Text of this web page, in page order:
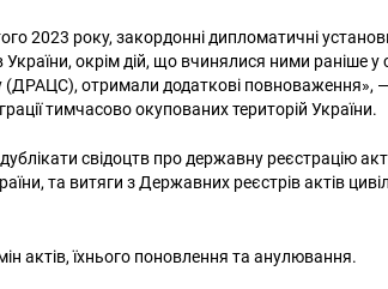
2023 року, закордонні дипломатичні
окрім дій, що вчинялися ними раніше у
(ДРАЦС), отримали додаткові повноваження»,
тимчасово окупованих територій України.
свідоцтв про державну реєстрацію
та витяги з Державних реєстрів актів
актів, їхнього поновлення та анулювання.